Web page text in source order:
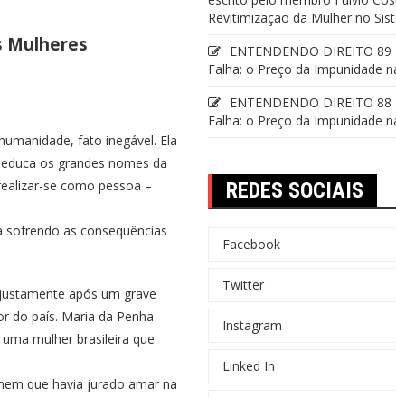
Mulheres
fato inegável. Ela
os grandes nomes da
se como pessoa –
as consequências
após um grave
do país. Maria da Penha
mulher brasileira que
que havia jurado amar na
Revitimização da Mulher no
ENTENDENDO DIREITO
Falha: o Preço da Impunidade
ENTENDENDO DIREITO
Falha: o Preço da Impunidade
REDES SOCIAIS
Facebook
Twitter
Instagram
Linked In